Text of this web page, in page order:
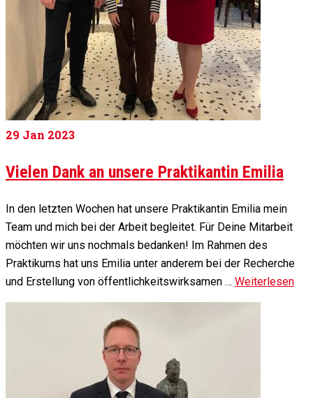
29 Jan 2023
Vielen Dank an unsere Praktikantin Emilia
In den letzten Wochen hat unsere Praktikantin Emilia mein
Team und mich bei der Arbeit begleitet. Für Deine Mitarbeit
möchten wir uns nochmals bedanken! Im Rahmen des
Praktikums hat uns Emilia unter anderem bei der Recherche
und Erstellung von öffentlichkeitswirksamen … Weiterlesen